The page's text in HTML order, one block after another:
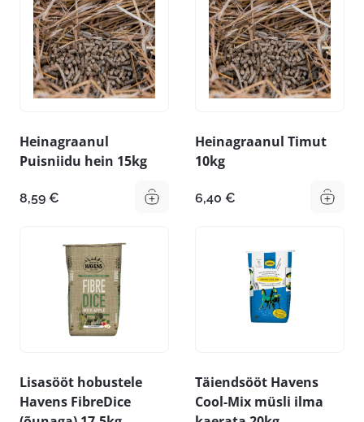
Heinagraanul
Puisniidu hein 15kg
8,59 €
Heinagraanul Timut
10kg
6,40 €
Lisasööt hobustele
Havens FibreDice
Täiendsööt Havens
Cool-Mix müsli ilma